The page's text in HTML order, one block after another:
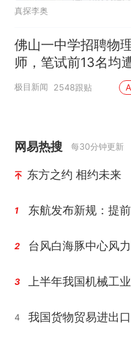
真探李奥
佛山一中学招聘物
师，笔试前13名均
汰？教育局：已叫
聘，成立调查组全
极目新闻 2548跟贴
网易热搜 每30分钟更新
东方之约 相约未来
1
2 台风白海豚中心风
3
4 我国货物贸易进出